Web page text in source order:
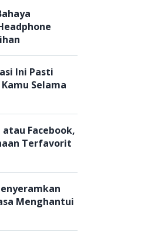
Ini Pasti
Selama
Facebook,
Terfavorit
Menghantui